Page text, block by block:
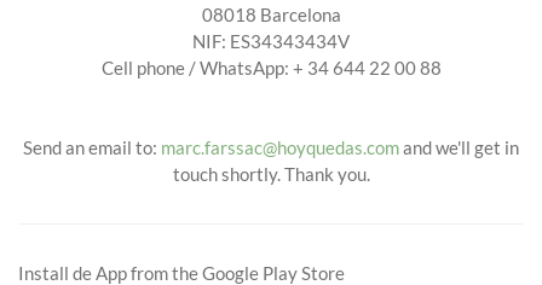
08018 Barcelona
NIF: ES34343434V
Cell phone / WhatsApp: + 34 644 22 00 88
Send an email to: marc.farssac@hoyquedas.comand we'll get in
touch shortly. Thank you.
Install de App from the Google Play Store